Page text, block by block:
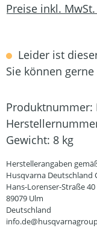
Preise inkl.
Leider ist
Sie können
Produktnummer:
Gewicht: 8 kg
Herstellerangaben
Husqvarna Deutschland
Hans-Lorenser-Straße 40
89079 Ulm
Deutschland